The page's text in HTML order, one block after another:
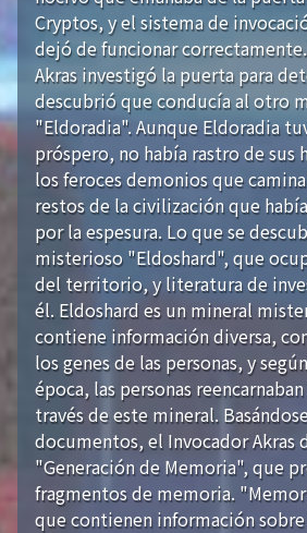
Cryptos, y el sistema de
dejó de funcionar
Akras investigó la puerta para
descubrió que conducía al otro
"Eldoradia". Aunque Eldoradia
próspero, no había rastro de sus
los feroces demonios que
restos de la civilización que
por la espesura. Lo que se
misterioso "Eldoshard", que
del territorio, y literatura de
él. Eldoshard es un mineral
contiene información diversa,
los genes de las personas, y
época, las personas
través de este mineral.
documentos, el Invocador Akras
"Generación de Memoria", que
fragmentos de memoria.
que contienen información